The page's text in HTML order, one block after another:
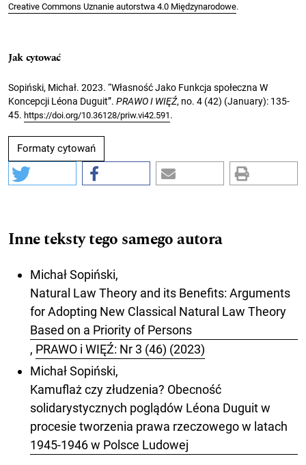
Creative Commons Uznanie autorstwa 4.0 Międzynarodowe.
Jak cytować
Sopiński, Michał. 2023. “Własność Jako Funkcja społeczna W
Koncepcji Léona Duguit”. PRAWO I WIĘŹ, no. 4 (42) (January): 135-
45. https://doi.org/10.36128/priw.vi42.591 .
Formaty cytowań
Inne teksty tego samego autora
Michał Sopiński,
Natural Law Theory and its Benefits: Arguments
for Adopting New Classical Natural Law Theory
Based on a Priority of Persons
, PRAWO i WIĘŹ: Nr 3 (46) (2023)
Michał Sopiński,
Kamuflaż czy złudzenia? Obecność
solidarystycznych poglądów Léona Duguit w
procesie tworzenia prawa rzeczowego w latach
1945-1946 w Polsce Ludowej